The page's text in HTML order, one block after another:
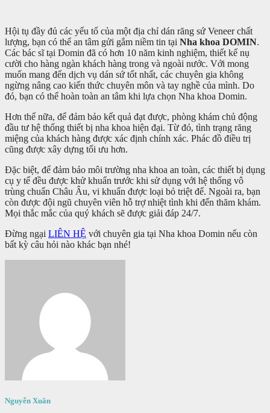
Hội tụ đầy đủ các yếu tố của một địa chỉ dán răng sứ Veneer chất
lượng, bạn có thể an tâm gửi gắm niềm tin tại Nha khoa DOMIN.
Các bác sĩ tại Domin đã có hơn 10 năm kinh nghiệm, thiết kế nụ
cười cho hàng ngàn khách hàng trong và ngoài nước. Với mong
muốn mang đến dịch vụ dán sứ tốt nhất, các chuyên gia không
ngừng nâng cao kiến thức chuyên môn và tay nghề của mình. Do
đó, bạn có thể hoàn toàn an tâm khi lựa chọn Nha khoa Domin.
Hơn thế nữa, để đảm bảo kết quả đạt được, phòng khám chủ động
đầu tư hệ thống thiết bị nha khoa hiện đại. Từ đó, tình trạng răng
miệng của khách hàng được xác định chính xác. Phác đồ điều trị
cũng được xây dựng tối ưu hơn.
Đặc biệt, để đảm bảo môi trường nha khoa an toàn, các thiết bị dụng
cụ y tế đều được khử khuẩn trước khi sử dụng với hệ thống vô
trùng chuẩn Châu Âu, vi khuẩn được loại bỏ triệt để. Ngoài ra, bạn
còn được đội ngũ chuyên viên hỗ trợ nhiệt tình khi đến thăm khám.
Mọi thắc mắc của quý khách sẽ được giải đáp 24/7.
Đừng ngại LIÊN HỆ với chuyên gia tại Nha khoa Domin nếu còn
bất kỳ câu hỏi nào khác bạn nhé!
Nguyễn Xuân